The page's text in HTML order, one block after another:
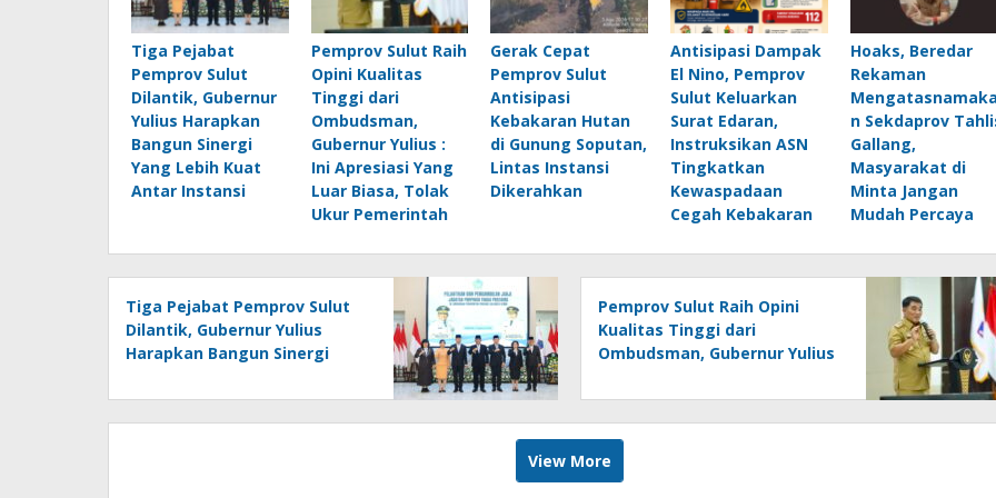
Tiga Pejabat
Pemprov Sulut
Dilantik, Gubernur
Yulius Harapkan
Bangun Sinergi
Yang Lebih Kuat
Antar Instansi
Pemprov Sulut Raih
Opini Kualitas
Tinggi dari
Ombudsman,
Gubernur Yulius :
Ini Apresiasi Yang
Luar Biasa, Tolak
Ukur Pemerintah
Gerak Cepat
Pemprov Sulut
Antisipasi
Kebakaran Hutan
di Gunung Soputan,
Lintas Instansi
Dikerahkan
Antisipasi Dampak
El Nino, Pemprov
Sulut Keluarkan
Surat Edaran,
Instruksikan ASN
Tingkatkan
Kewaspadaan
Cegah Kebakaran
Hoaks, Beredar
Rekaman
n Sekdaprov
Gallang,
Masyarakat di
Minta Jangan
Mudah Percaya
Tiga Pejabat Pemprov Sulut
Dilantik, Gubernur Yulius
Harapkan Bangun Sinergi
Instansi
Pemprov Sulut Raih Opini
Kualitas Tinggi dari
Ombudsman, Gubernur Yulius
Biasa, Tolak Ukur Pemerintah
View More